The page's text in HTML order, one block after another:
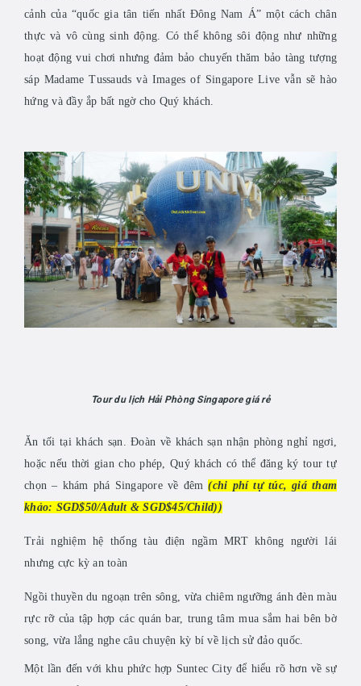
cảnh của “quốc gia tân tiến nhất Đông Nam Á” một cách chân
thực và vô cùng sinh động. Có thể không sôi động như những
hoạt động vui chơi nhưng đảm bảo chuyến thăm bảo tàng tượng
sáp Madame Tussauds và Images of Singapore Live vẫn sẽ hào
hứng và đầy ắp bất ngờ cho Quý khách.
Tour du lịch Hải Phòng Singapore giá rẻ
Ăn tối tại khách sạn. Đoàn về khách sạn nhận phòng nghỉ ngơi,
hoặc nếu thời gian cho phép, Quý khách có thể đăng ký tour tự
chọn – khám phá Singapore về đêm(chi phí tự túc, giá tham
khảo: SGD$50/Adult & SGD$45/Child) )
Trải nghiệm hệ thống tàu điện ngầm MRT không người lái
nhưng cực kỳ an toàn
Ngồi thuyền du ngoạn trên sông, vừa chiêm ngưỡng ánh đèn màu
rực rỡ của tập hợp các quán bar, trung tâm mua sắm hai bên bờ
song, vừa lắng nghe câu chuyện kỳ bí về lịch sử đảo quốc.
Một lần đến với khu phức hợp Suntec City để hiểu rõ hơn về sự